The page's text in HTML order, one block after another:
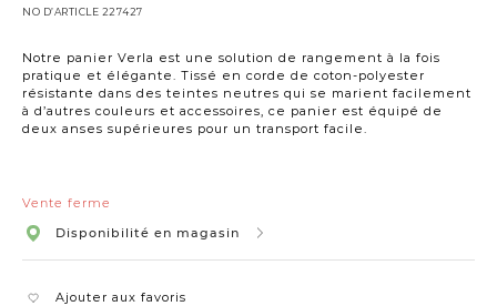
NO D’ARTICLE 227427
Notre panier Verla est une solution de rangement à la fois
pratique et élégante. Tissé en corde de coton-polyester
résistante dans des teintes neutres qui se marient facilement
à d’autres couleurs et accessoires, ce panier est équipé de
deux anses supérieures pour un transport facile.
Vente ferme
Disponibilité en magasin
Ajouter aux favoris